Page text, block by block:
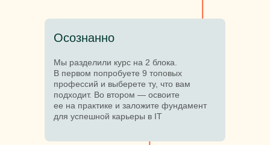
Осознанно
Мы разделили курс на 2 блока.
В первом попробуете 9 топовых
профессий и выберете ту, что вам
подходит. Во втором — освоите
ее на практике и заложите фундамент
для успешной карьеры в IT